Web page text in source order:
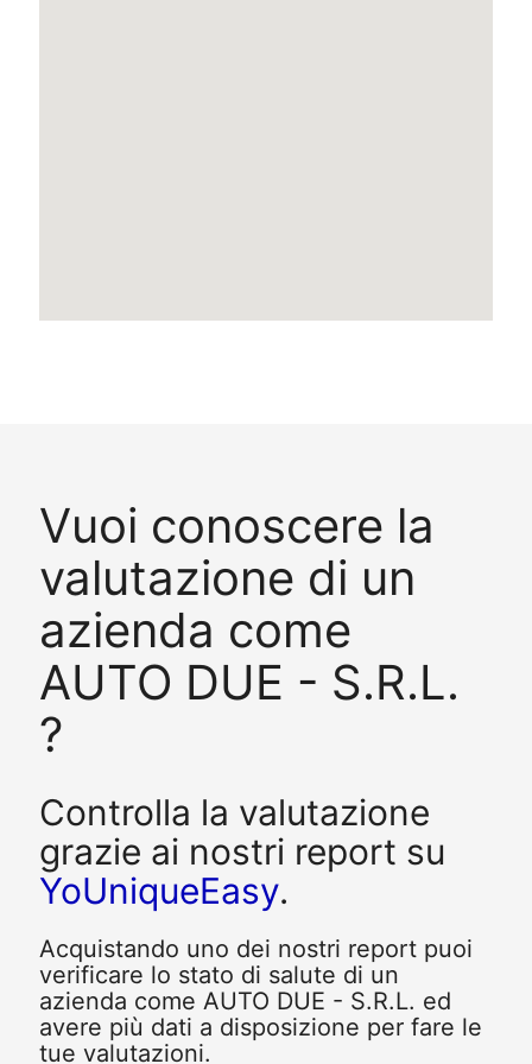
Vuoi conoscere la
valutazione di un
azienda come
AUTO DUE - S.R.L.
?
Controlla la valutazione
grazie ai nostri report su
YoUniqueEasy.
Acquistando uno dei nostri report puoi
verificare lo stato di salute di un
azienda come AUTO DUE - S.R.L. ed
avere più dati a disposizione per fare le
tue valutazioni.